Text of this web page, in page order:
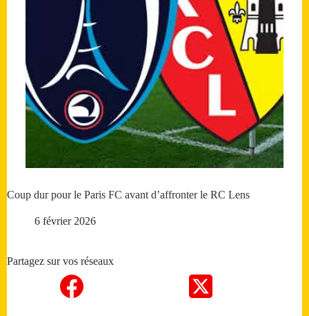
Coup dur pour le Paris FC avant d’affronter le RC Lens
6 février 2026
Partagez sur vos réseaux